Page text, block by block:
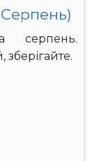
серпень.